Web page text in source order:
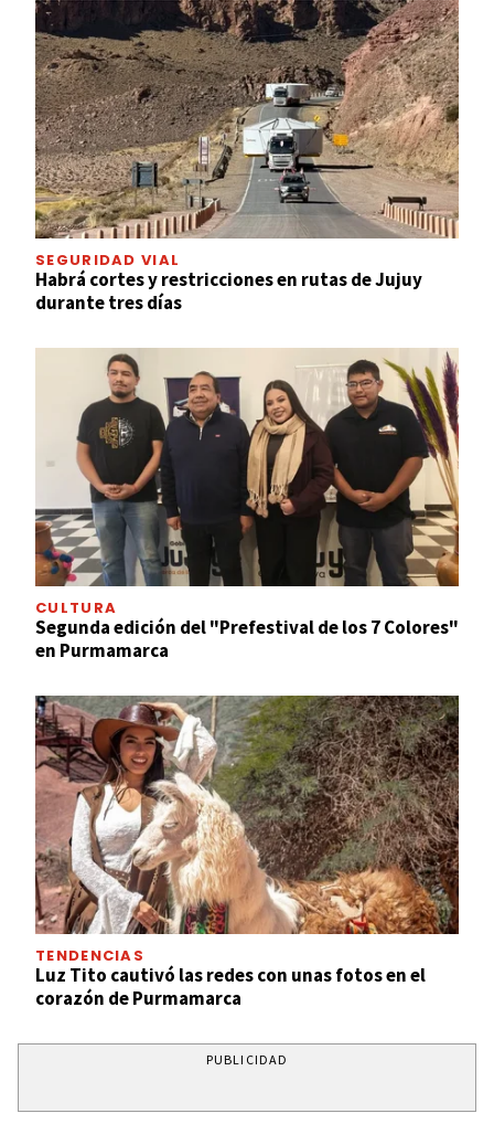
SEGURIDAD VIAL
Habrá cortes y restricciones en rutas de Jujuy
durante tres días
CULTURA
Segunda edición del "Prefestival de los 7 Colores"
en Purmamarca
TENDENCIAS
Luz Tito cautivó las redes con unas fotos en el
corazón de Purmamarca
PUBLICIDAD